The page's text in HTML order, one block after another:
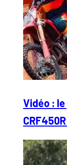
Vidéo :